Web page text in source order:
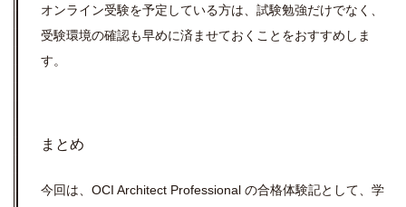
オンライン受験を予定している方は、試験勉強だけでなく、
受験環境の確認も早めに済ませておくことをおすすめしま
す。
まとめ
今回は、OCI Architect Professional の合格体験記として、学